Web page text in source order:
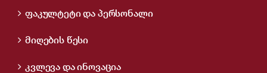
ფაკულტეტი და პერსონალი
მიღების წესი
კვლევა და ინოვაცია